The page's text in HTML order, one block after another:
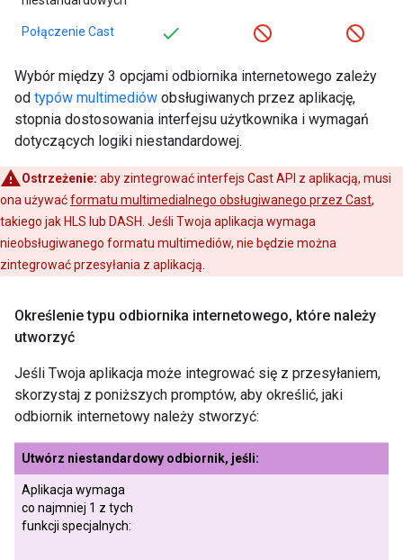
Połączenie Cast
Wybór między 3 opcjami odbiornika internetowego zależy
od typów multimediów obsługiwanych przez aplikację,
stopnia dostosowania interfejsu użytkownika i wymagań
dotyczących logiki niestandardowej.
Ostrzeżenie: aby zintegrować interfejs Cast API z aplikacją, musi
ona używaćformatu multimedialnego obsługiwanego przez Cast,
takiego jak HLS lub DASH. Jeśli Twoja aplikacja wymaga
nieobsługiwanego formatu multimediów, nie będzie można
zintegrować przesyłania z aplikacją.
Określenie typu odbiornika internetowego, które należy
utworzyć
Jeśli Twoja aplikacja może integrować się z przesyłaniem,
skorzystaj z poniższych promptów, aby określić, jaki
odbiornik internetowy należy stworzyć:
Utwórz niestandardowy odbiornik, jeśli:
Aplikacja wymaga
co najmniej 1 z tych
funkcji specjalnych: